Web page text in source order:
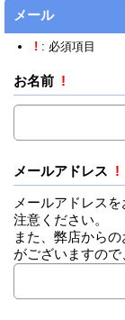
メール
! : 必須項目
お名前 !
メールアドレス !
メールアドレス
注意ください。
また、弊店から
がございますので